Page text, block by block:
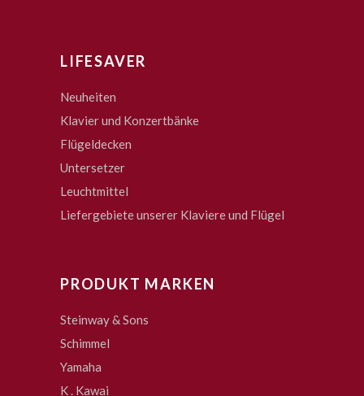
LIFESAVER
Neuheiten
Klavier und Konzertbänke
Flügeldecken
Untersetzer
Leuchtmittel
Liefergebiete unserer Klaviere und Flügel
PRODUKT MARKEN
Steinway & Sons
Schimmel
Yamaha
K . Kawai